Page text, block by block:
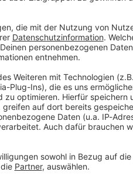
Disney, dass das
Times».